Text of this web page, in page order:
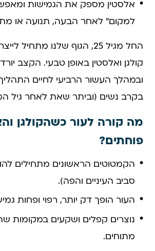
אלסטין מספק את הגמישות
למקום" לאחר הבעה, תנועה או
החל מגיל 25, הגוף שלנו מתחיל
ובמהלך העשור הרביעי לחיים
בקרב נשים (וביתר שאת לאחר גיל
מה קורה לעור כשהקולגן
פוחתים?
הקמטוטים הראשונים מתחילים
סביב העיניים והפה).
העור הופך דק יותר, רפוי ופחות
נוצרים קפלים ושקעים במקומות
מתוחים.